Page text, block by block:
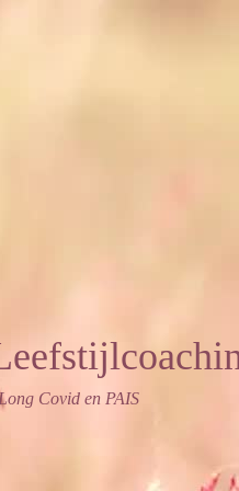
eefsti
Covid en PAIS